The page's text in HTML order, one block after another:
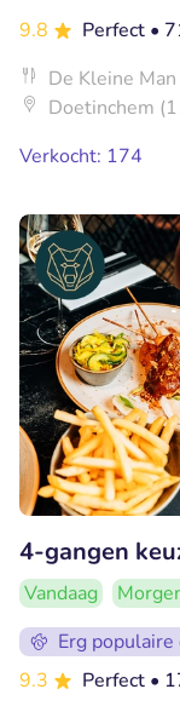
9.8
Perfect •
De Kleine Man
Doetinchem
Verkocht: 174
4-gangen
Vandaag
Erg populaire
9.3
Perfect •